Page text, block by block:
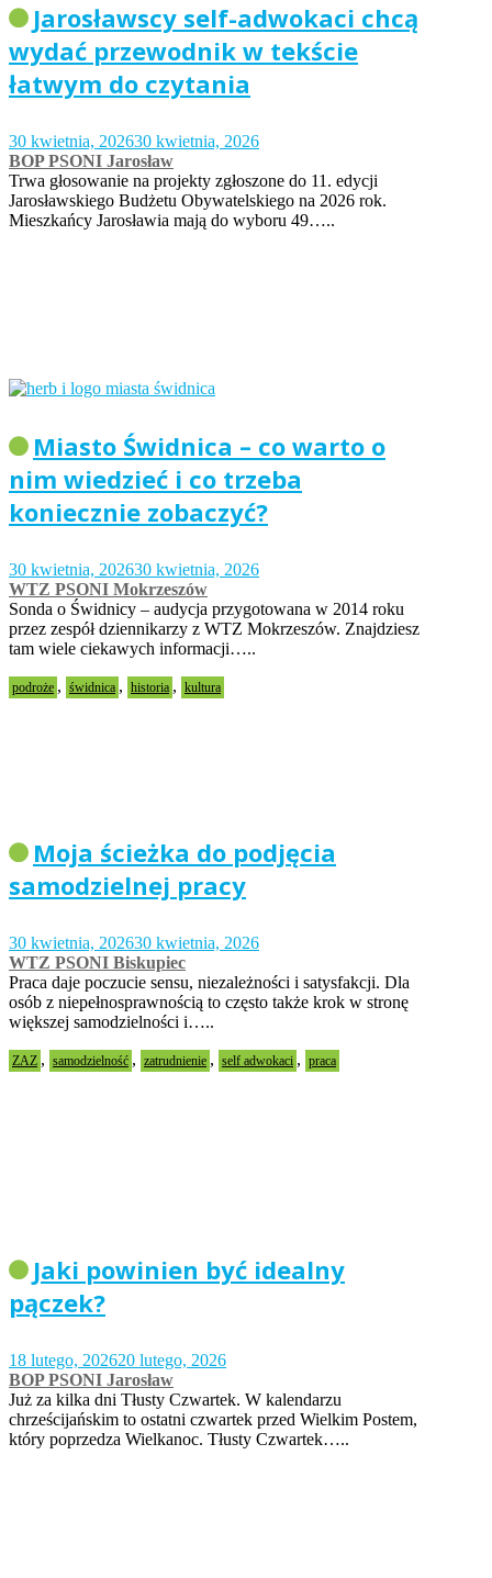
Jarosławscy self-adwokaci chcą
wydać przewodnik w tekście
łatwym do czytania
30 kwietnia, 202630 kwietnia, 2026
BOP PSONI Jarosław
Trwa głosowanie na projekty zgłoszone do 11. edycji
Jarosławskiego Budżetu Obywatelskiego na 2026 rok.
Mieszkańcy Jarosławia mają do wyboru 49…..
Miasto Świdnica – co warto o
nim wiedzieć i co trzeba
koniecznie zobaczyć?
30 kwietnia, 202630 kwietnia, 2026
WTZ PSONI Mokrzeszów
Sonda o Świdnicy – audycja przygotowana w 2014 roku
przez zespół dziennikarzy z WTZ Mokrzeszów. Znajdziesz
tam wiele ciekawych informacji…..
podroże , świdnica , historia , kultura
Moja ścieżka do podjęcia
samodzielnej pracy
30 kwietnia, 202630 kwietnia, 2026
WTZ PSONI Biskupiec
Praca daje poczucie sensu, niezależności i satysfakcji. Dla
osób z niepełnosprawnością to często także krok w stronę
większej samodzielności i…..
ZAZ , samodzielność , zatrudnienie , self adwokaci , praca
Jaki powinien być idealny
pączek?
18 lutego, 202620 lutego, 2026
BOP PSONI Jarosław
Już za kilka dni Tłusty Czwartek. W kalendarzu
chrześcijańskim to ostatni czwartek przed Wielkim Postem,
który poprzedza Wielkanoc. Tłusty Czwartek…..